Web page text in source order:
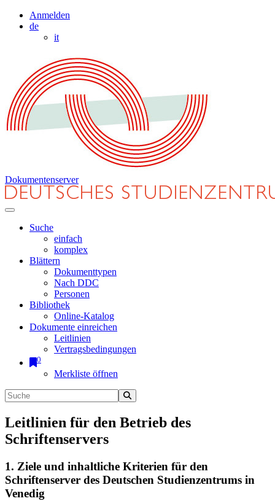
Anmelden
de
it
Dokumentenserver
Suche
einfach
komplex
Blättern
Dokumenttypen
Nach DDC
Personen
Bibliothek
Online-Katalog
Dokumente einreichen
Leitlinien
Vertragsbedingungen
0
Merkliste öffnen
Leitlinien für den Betrieb des
Schriftenservers
1. Ziele und inhaltliche Kriterien für den
Schriftenserver des Deutschen Studienzentrums in
Venedig